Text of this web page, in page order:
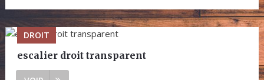
DROIT
escalier droit transparent